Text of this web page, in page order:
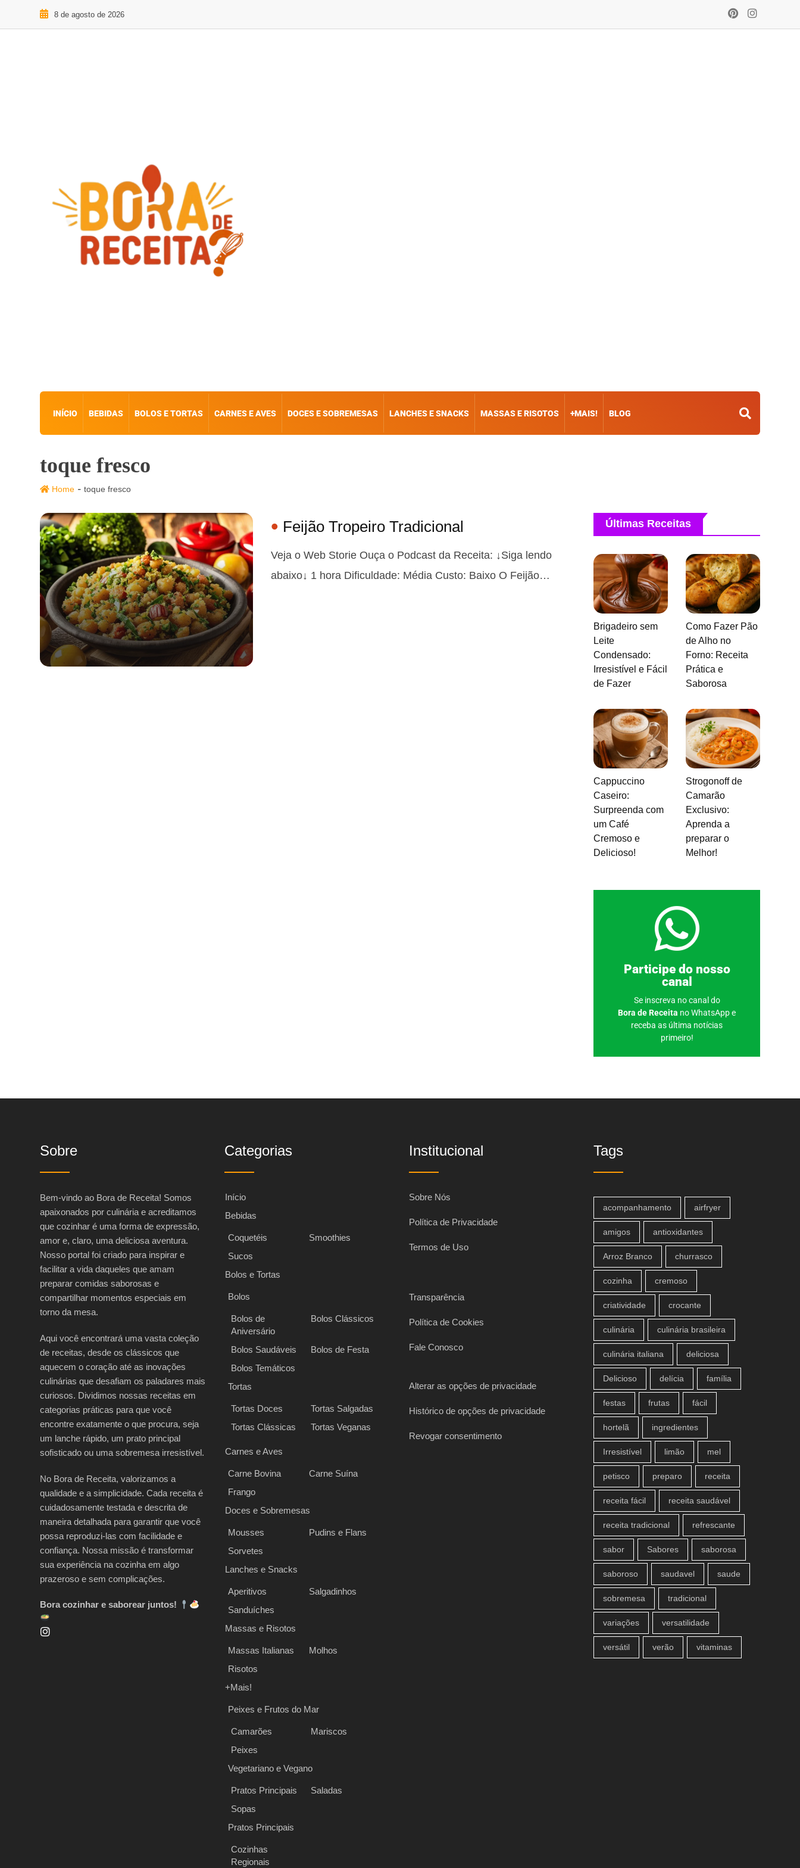
8 de agosto de 2026
INÍCIO BEBIDAS BOLOS E TORTAS CARNES E AVES DOCES E SOBREMESAS LANCHES E SNACKS MASSAS E RISOTOS +MAIS! BLOG
toque fresco
Home - toque fresco
Feijão Tropeiro Tradicional
Veja o Web Storie Ouça o Podcast da Receita: ↓Siga lendo
abaixo↓ 1 hora Dificuldade: Média Custo: Baixo O Feijão…
Últimas Receitas
Brigadeiro sem
Leite
Condensado:
Irresistível e Fácil
de Fazer
Como Fazer Pão
de Alho no
Forno: Receita
Prática e
Saborosa
Cappuccino
Caseiro:
Surpreenda com
um Café
Cremoso e
Delicioso!
Strogonoff de
Camarão
Exclusivo:
Aprenda a
preparar o
Melhor!
Participe do nosso
canal
Se inscreva no canal do
Bora de Receita no WhatsApp e
receba as última notícias
primeiro!
Clique aqui
Sobre
Bem-vindo ao Bora de Receita! Somos
apaixonados por culinária e acreditamos
que cozinhar é uma forma de expressão,
amor e, claro, uma deliciosa aventura.
Nosso portal foi criado para inspirar e
facilitar a vida daqueles que amam
preparar comidas saborosas e
compartilhar momentos especiais em
torno da mesa.
Aqui você encontrará uma vasta coleção
de receitas, desde os clássicos que
aquecem o coração até as inovações
culinárias que desafiam os paladares mais
curiosos. Dividimos nossas receitas em
categorias práticas para que você
encontre exatamente o que procura, seja
um lanche rápido, um prato principal
sofisticado ou uma sobremesa irresistível.
No Bora de Receita, valorizamos a
qualidade e a simplicidade. Cada receita é
cuidadosamente testada e descrita de
maneira detalhada para garantir que você
possa reproduzi-las com facilidade e
confiança. Nossa missão é transformar
sua experiência na cozinha em algo
prazeroso e sem complicações.
Bora cozinhar e saborear juntos!
Categorias
Início
Bebidas
Coquetéis
Smoothies
Sucos
Bolos e Tortas
Bolos
Bolos de
Aniversário
Bolos Clássicos
Bolos Saudáveis
Bolos de Festa
Bolos Temáticos
Tortas
Tortas Doces
Tortas Salgadas
Tortas Clássicas
Tortas Veganas
Carnes e Aves
Carne Bovina
Carne Suína
Frango
Doces e Sobremesas
Mousses
Pudins e Flans
Sorvetes
Lanches e Snacks
Aperitivos
Salgadinhos
Sanduíches
Massas e Risotos
Massas Italianas
Molhos
Risotos
+Mais!
Peixes e Frutos do Mar
Camarões
Mariscos
Peixes
Vegetariano e Vegano
Pratos Principais
Saladas
Sopas
Pratos Principais
Cozinhas
Regionais
Institucional
Sobre Nós
Política de Privacidade
Termos de Uso
Transparência
Política de Cookies
Fale Conosco
Alterar as opções de privacidade
Histórico de opções de privacidade
Revogar consentimento
Tags
acompanhamento airfryer
amigos antioxidantes
Arroz Branco churrasco
cozinha cremoso
criatividade crocante
culinária culinária brasileira
culinária italiana deliciosa
Delicioso delícia família
festas frutas fácil
hortelã ingredientes
Irresistível limão mel
petisco preparo receita
receita fácil receita saudável
receita tradicional refrescante
sabor Sabores saborosa
saboroso saudavel saude
sobremesa tradicional
variações versatilidade
versátil verão vitaminas